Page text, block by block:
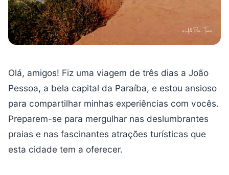
Olá, amigos! Fiz uma viagem de três dias a João
Pessoa, a bela capital da Paraíba, e estou ansioso
para compartilhar minhas experiências com vocês.
Preparem-se para mergulhar nas deslumbrantes
praias e nas fascinantes atrações turísticas que
esta cidade tem a oferecer.